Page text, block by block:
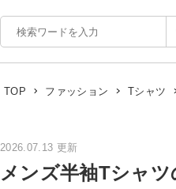
TOP ファッション Tシャツ
2026.07.13 更新
メンズ半袖Tシャ